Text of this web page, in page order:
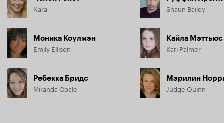
Xara
Моника Коулмэн
Emily Ellison
Ребекка Бридс
Miranda Coale
Shaun Bailey
Кайла Мэттьюс
Kari Palmer
Мэрилин
Judge Quinn